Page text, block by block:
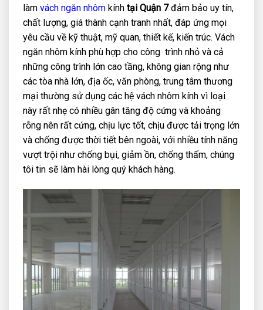
làm vách ngăn nhôm kính tại Quận 7đảm bảo uy tín,
chất lượng, giá thành cạnh tranh nhất, đáp ứng mọi
yêu cầu về kỹ thuật, mỹ quan, thiết kế, kiến trúc. Vách
ngăn nhôm kính phù hợp cho công trình nhỏ và cả
những công trình lớn cao tầng, không gian rộng như
các tòa nhà lớn, địa ốc, văn phòng, trung tâm thương
mại thường sử dụng các hệ vách nhôm kính vì loại
này rất nhẹ có nhiều gân tăng độ cứng và khoảng
rỗng nên rất cứng, chịu lực tốt, chịu được tải trọng lớn
và chống được thời tiết bên ngoài, với nhiều tính năng
vượt trội như chống bụi, giảm ồn, chống thấm, chúng
tôi tin sẽ làm hài lòng quý khách hàng.